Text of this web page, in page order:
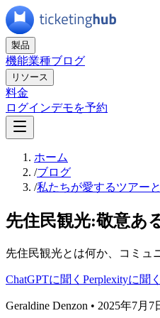
製品
機能業種ブログ
リソース
料金
ログインデモを予約
ホーム
/ブログ
/私たちが愛するツアー
先住民観光:敬意あ
先住民観光とは何か、コミュ
ChatGPTに聞く Perplexityに聞く
Geraldine Denzon • 2025年7月7